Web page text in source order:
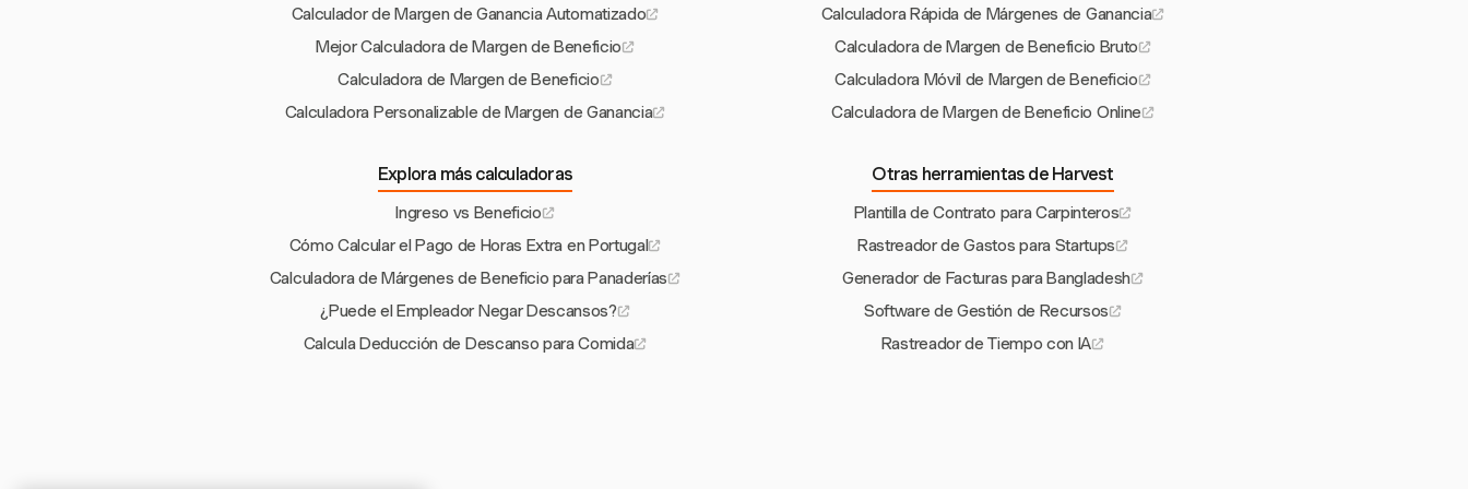
Calculador de Margen de Ganancia Automatizado
Mejor Calculadora de Margen de Beneficio
Calculadora de Margen de Beneficio
Calculadora Personalizable de Margen de Ganancia
Calculadora Rápida de Márgenes de Ganancia
Calculadora de Margen de Beneficio Bruto
Calculadora Móvil de Margen de Beneficio
Calculadora de Margen de Beneficio Online
Explora más calculadoras
Ingreso vs Beneficio
Cómo Calcular el Pago de Horas Extra en Portugal
Calculadora de Márgenes de Beneficio para Panaderías
¿Puede el Empleador Negar Descansos?
Calcula Deducción de Descanso para Comida
Otras herramientas de Harvest
Plantilla de Contrato para Carpinteros
Rastreador de Gastos para Startups
Generador de Facturas para Bangladesh
Software de Gestión de Recursos
Rastreador de Tiempo con IA